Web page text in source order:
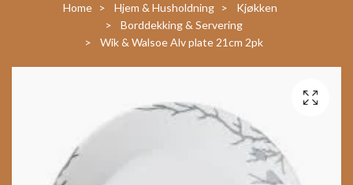
Home Hjem & Husholdning
Kjøkken
Borddekking & Servering
Wik & Walsoe Alv plate 21cm 2pk